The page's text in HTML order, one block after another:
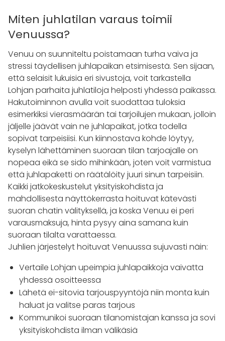
Miten juhlatilan varaus toimii
Venuussa?
Venuu on suunniteltu poistamaan turha vaiva ja
stressi täydellisen juhlapaikan etsimisestä. Sen sijaan,
että selaisit lukuisia eri sivustoja, voit tarkastella
Lohjan parhaita juhlatiloja helposti yhdessä paikassa.
Hakutoiminnon avulla voit suodattaa tuloksia
esimerkiksi vierasmäärän tai tarjoilujen mukaan, jolloin
jäljelle jäävät vain ne juhlapaikat, jotka todella
sopivat tarpeisiisi. Kun kiinnostava kohde löytyy,
kyselyn lähettäminen suoraan tilan tarjoajalle on
nopeaa eikä se sido mihinkään, joten voit varmistua
että juhlapaketti on räätälöity juuri sinun tarpeisiin.
Kaikki jatkokeskustelut yksityiskohdista ja
mahdollisesta näyttökerrasta hoituvat kätevästi
suoran chatin välityksellä, ja koska Venuu ei peri
varausmaksuja, hinta pysyy aina samana kuin
suoraan tilalta varattaessa.
Juhlien järjestelyt hoituvat Venuussa sujuvasti näin:
Vertaile Lohjan upeimpia juhlapaikkoja vaivatta
yhdessä osoitteessa
Lähetä ei-sitovia tarjouspyyntöjä niin monta kuin
haluat ja valitse paras tarjous
Kommunikoi suoraan tilanomistajan kanssa ja sovi
yksityiskohdista ilman välikäsiä